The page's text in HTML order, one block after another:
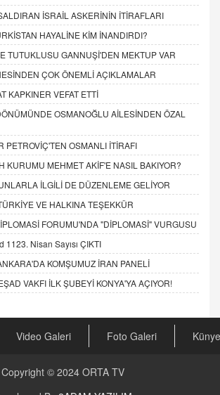
İSRAİL ASKERİNİN İTİRAFLARI
HAYALİNE KİM İNANDIRDI?
TUTUKLUSU GANNUŞİ'DEN MEKTUP VAR
ÇOK ÖNEMLİ AÇIKLAMALAR
KAPKINER VEFAT ETTİ
OSMANOĞLU AİLESİNDEN ÖZAL
PETROVİÇ'TEN OSMANLI İTİRAFI
KURUMU MEHMET AKİF'E NASIL BAKIYOR?
İLGİLİ DE DÜZENLEME GELİYOR
VE HALKINA TEŞEKKÜR
FORUMU'NDA "DİPLOMASİ" VURGUSU
1123. Nisan Sayısı ÇIKTI
KOMŞUMUZ İRAN PANELİ
VAKFI İLK ŞUBEYİ KONYA'YA AÇIYOR!
Video Galeri Foto Galeri Künye
Copyright © 2024 ORTA TV